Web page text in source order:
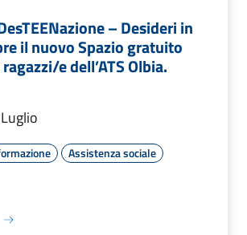
– Desideri in
il nuovo Spazio gratuito
e dell’ATS Olbia.
Assistenza sociale